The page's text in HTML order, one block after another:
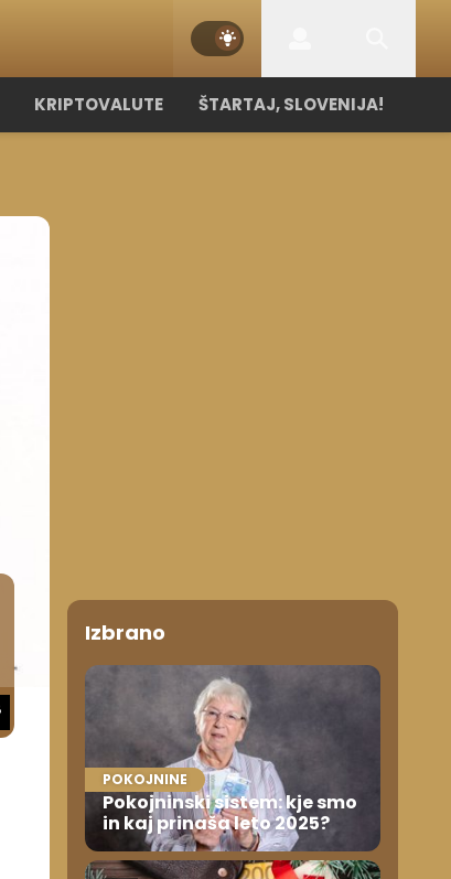
KRIPTOVALUTE ŠTARTAJ, SLOVENIJA!
Izbrano
POKOJNINE
Pokojninski sistem: kje smo
in kaj prinaša leto 2025?